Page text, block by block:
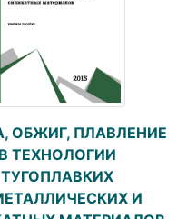
ОБЖИГ, ПЛАВЛЕНИЕ
В ТЕХНОЛОГИИ
ТУГОПЛАВКИХ
И